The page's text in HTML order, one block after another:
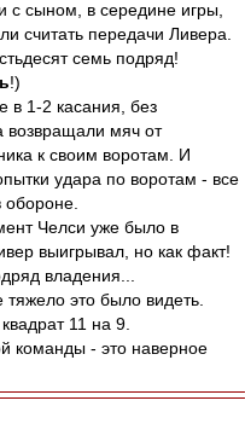
с сыном, в середине игры,
считать передачи Ливера.
семь подряд!
!)
в 1-2 касания, без
возвращали мяч от
к своим воротам. И
удара по воротам - все
обороне.
Челси уже было в
выигрывал, но как факт!
владения...
это было видеть.
11 на 9.
команды - это наверное